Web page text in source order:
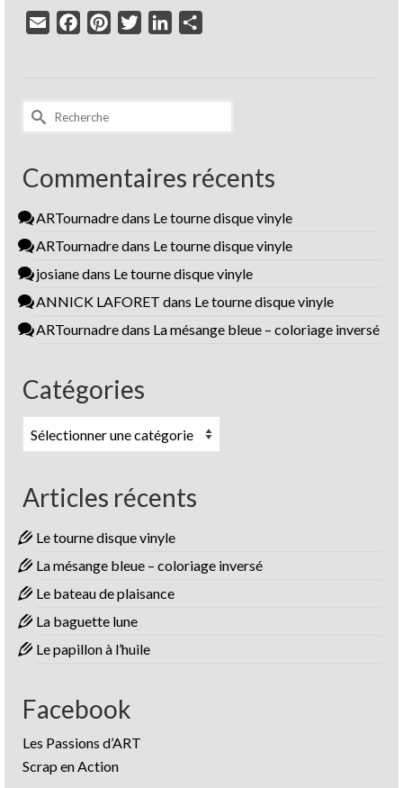
Email FacebookPinterestTwitterLinkedIn
Rechercher :
Commentaires récents
ARTournadredans Le tourne disque vinyle
ARTournadredans Le tourne disque vinyle
josianedans Le tourne disque vinyle
ANNICK LAFORET dans Le tourne disque vinyle
ARTournadredans La mésange bleue – coloriage inversé
Catégories
Catégories
Articles récents
Le tourne disque vinyle
La mésange bleue – coloriage inversé
Le bateau de plaisance
La baguette lune
Le papillon à l’huile
Facebook
Les Passions d’ART
Scrap en Action